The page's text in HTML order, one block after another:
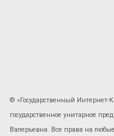
© «Государственный Интернет-
государственное унитарное
Валерьевна. Все права на